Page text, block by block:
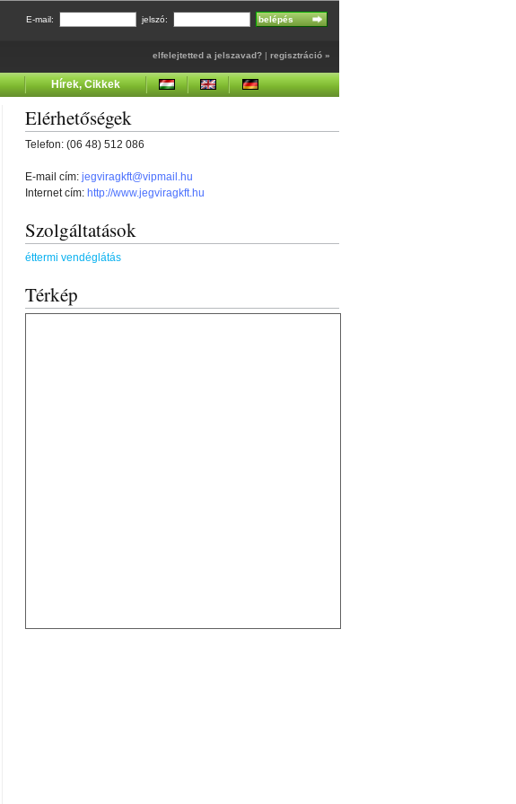
E-mail: jelszó:
elfelejtetted a jelszavad? | regisztráció »
Hírek, Cikkek
Elérhetőségek
Telefon: (06 48) 512 086
E-mail cím: jegviragkft@vipmail.hu
Internet cím: http://www.jegviragkft.hu
Szolgáltatások
éttermi vendéglátás
Térkép